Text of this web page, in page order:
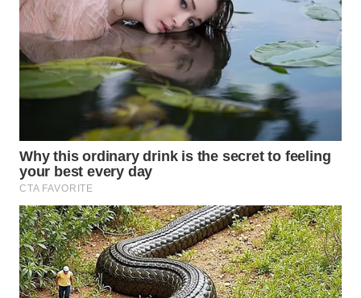
WAHANA
INFRASTRUKTUR
WAHANA
KONSUMEN
WAHANA
LISTRIK
WAHANA
TRAVEL
WAHANA
TV